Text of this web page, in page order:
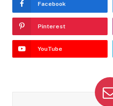
Facebook
Pinterest
YouTube